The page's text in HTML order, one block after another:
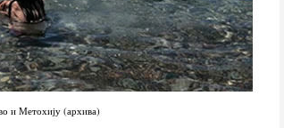
и Метохију (архива)